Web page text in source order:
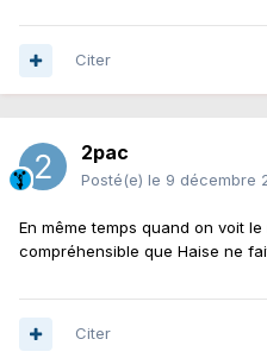
Citer
2pac
Posté(e) le 9 décembre
En même temps quand on voit
compréhensible que Haise ne
Citer